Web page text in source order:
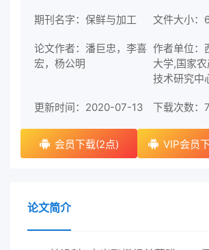
期刊名字：保鲜与加工 文件大小：
论文作者：潘巨忠，李喜
宏，杨公明
作者单位：
大学,国家
技术研究中
更新时间：2020-07-13 下载次数：
会员下载(2点) VIP会员
论文简介